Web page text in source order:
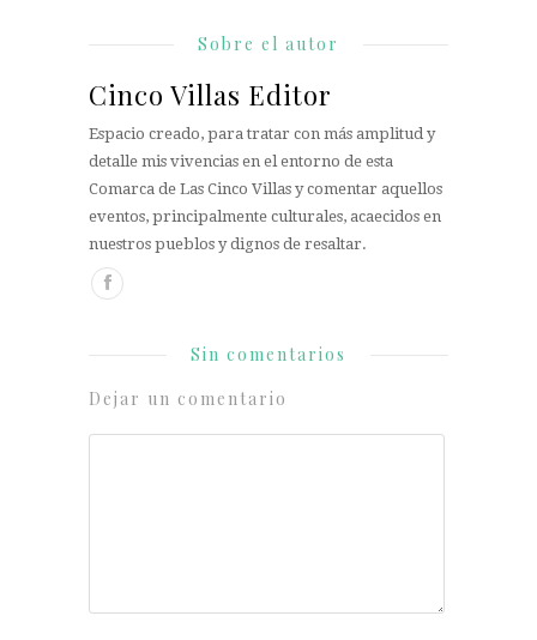
Sobre el autor
Cinco Villas Editor
Espacio creado, para tratar con más amplitud y
detalle mis vivencias en el entorno de esta
Comarca de Las Cinco Villas y comentar aquellos
eventos, principalmente culturales, acaecidos en
nuestros pueblos y dignos de resaltar.
Sin comentarios
Dejar un comentario